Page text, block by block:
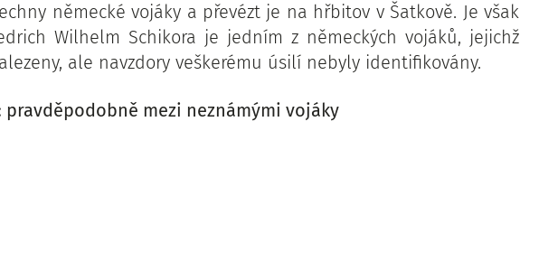
německé vojáky a převézt je na hřbitov v Šatkově. Je však
Wilhelm Schikora je jedním z německých vojáků, jejichž
ale navzdory veškerému úsilí nebyly identifikovány.
mezi neznámými vojáky